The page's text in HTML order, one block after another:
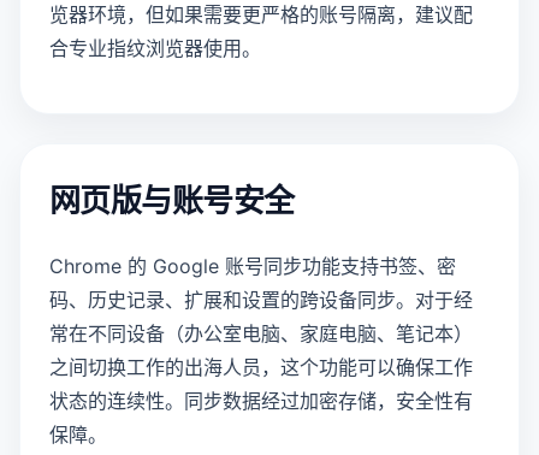
览器环境，但如果需要更严格的账号隔离，建议配
合专业指纹浏览器使用。
网页版与账号安全
Chrome 的 Google 账号同步功能支持书签、密
码、历史记录、扩展和设置的跨设备同步。对于经
常在不同设备（办公室电脑、家庭电脑、笔记本）
之间切换工作的出海人员，这个功能可以确保工作
状态的连续性。同步数据经过加密存储，安全性有
保障。